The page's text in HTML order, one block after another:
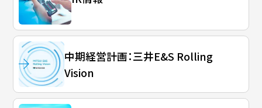
中期経営計画：三井E&S Rolling
Vision